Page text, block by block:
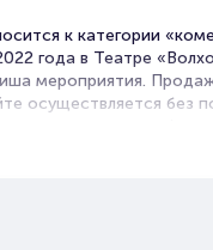
к категории
года в Театре
мероприятия.
осуществляется без